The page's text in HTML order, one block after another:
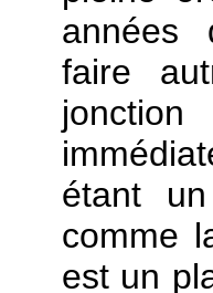
années
faire
étant
comme
est un